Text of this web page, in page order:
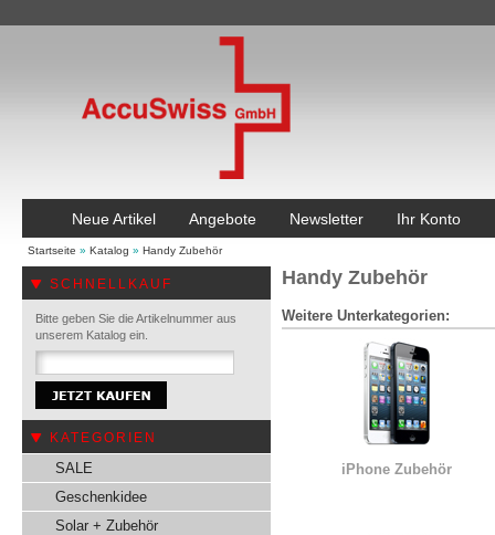
Neue Artikel Angebote Newsletter Ihr Konto
Startseite » Katalog » Handy Zubehör
SCHNELLKAUF
Bitte geben Sie die Artikelnummer aus
unserem Katalog ein.
KATEGORIEN
SALE
Geschenkidee
Solar + Zubehör
Handy Zubehör
Weitere Unterkategorien:
iPhone Zubehör